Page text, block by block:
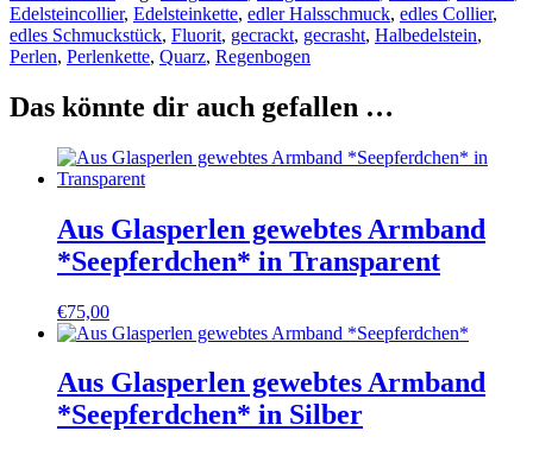
Edelsteincollier, Edelsteinkette, edler Halsschmuck, edles Collier,
edles Schmuckstück, Fluorit, gecrackt, gecrasht, Halbedelstein,
Perlen, Perlenkette, Quarz, Regenbogen
Das könnte dir auch gefallen …
Aus Glasperlen gewebtes Armband
*Seepferdchen* in Transparent
€75,00
Aus Glasperlen gewebtes Armband
*Seepferdchen* in Silber